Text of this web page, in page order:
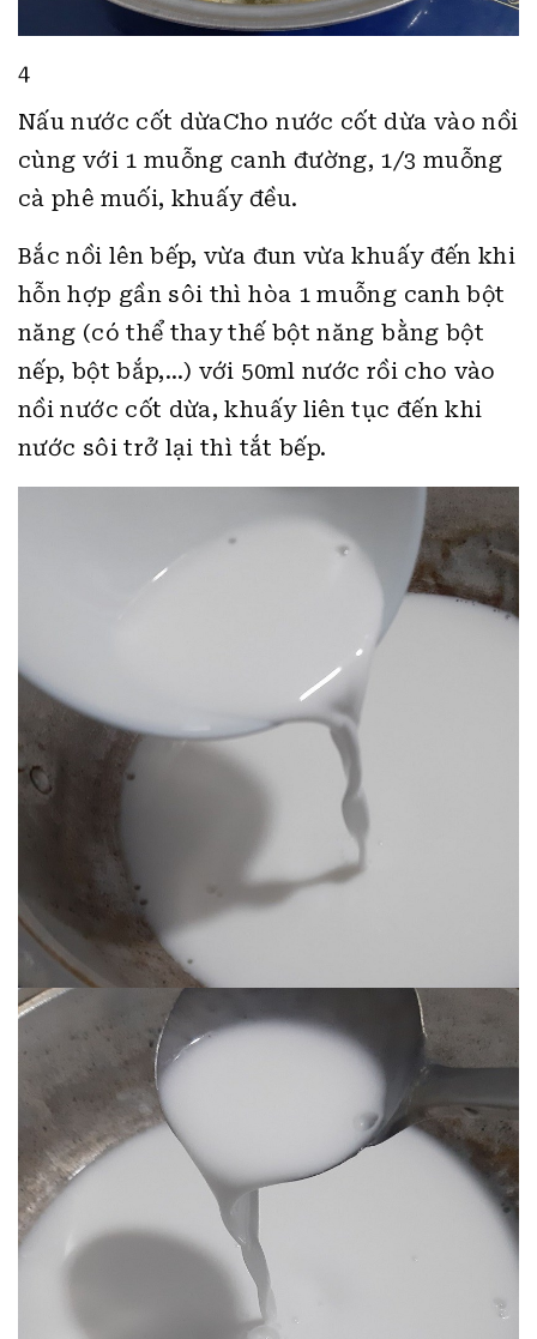
4
Nấu nước cốt dừaCho nước cốt dừa vào nồi
cùng với 1 muỗng canh đường, 1/3 muỗng
cà phê muối, khuấy đều.
Bắc nồi lên bếp, vừa đun vừa khuấy đến khi
hỗn hợp gần sôi thì hòa 1 muỗng canh bột
năng (có thể thay thế bột năng bằng bột
nếp, bột bắp,…) với 50ml nước rồi cho vào
nồi nước cốt dừa, khuấy liên tục đến khi
nước sôi trở lại thì tắt bếp.